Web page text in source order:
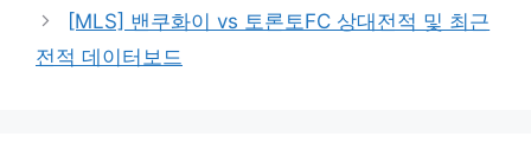
[MLS] 밴쿠화이 vs 토론토FC 상대전적 및 최근
전적 데이터보드